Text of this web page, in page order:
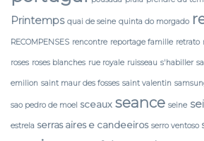
Printemps quai de seine quinta do morgado
RECOMPENSES rencontre reportage famille retrato
roses roses blanches rue royale ruisseau s'habiller
emilion saint maur des fosses saint valentin
sao pedro de moel sceaux seance seine
estrela serras aires e candeeiros serro ventoso